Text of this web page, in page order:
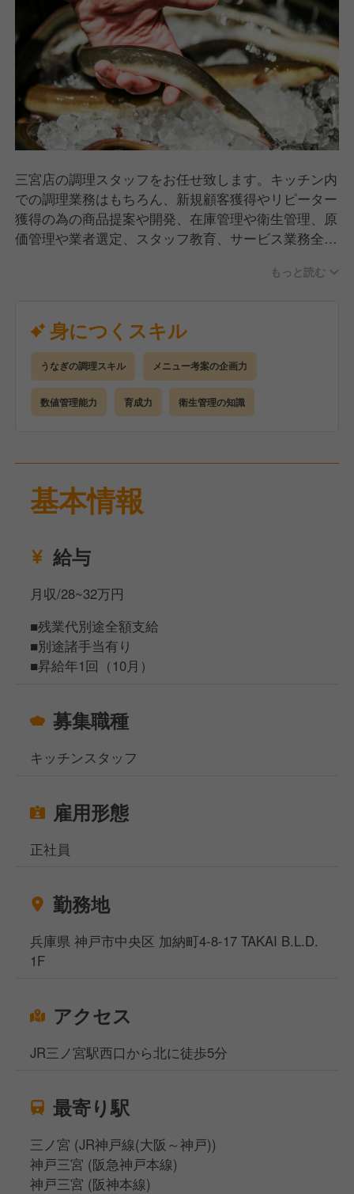
ても身が縮まない肉厚で、強い火力にも負けない程の
脂がのっています。
だからこそ、うなぎを焼く職人が、炭火で短時間に外
側をパリッと焼き旨みを閉じ込め、中はふわっとした
肉厚で、トロッと脂が広がる、繊細な焼き加減に仕上
げられるのです。
三宮店の調理スタッフをお任せ致します。キッチン内
での調理業務はもちろん、新規顧客獲得やリピーター
獲得の為の商品提案や開発、在庫管理や衛生管理、原
価管理や業者選定、スタッフ教育、サービス業務全般
うなぎの「捌き・串うち・焼き」に関してはきちんと
てご応募下さい。
もっと読む
身につくスキル
うなぎの調理スキル メニュー考案の企画力
数値管理能力 育成力 衛生管理の知識
基本情報
給与
月収/28~32万円
■残業代別途全額支給
■別途諸手当有り
■昇給年1回（10月）
募集職種
キッチンスタッフ
雇用形態
正社員
勤務地
兵庫県 神戸市中央区 加納町4-8-17 TAKAI B.L.D.
1F
アクセス
JR三ノ宮駅西口から北に徒歩5分
最寄り駅
三ノ宮 (JR神戸線(大阪～神戸))
神戸三宮 (阪急神戸本線)
神戸三宮 (阪神本線)